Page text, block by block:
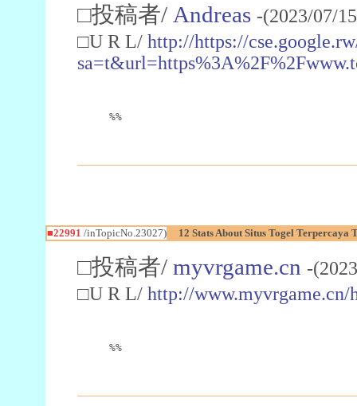
□投稿者/ Andreas -(2023/07/
□U R L/ http://https://
%%
■22991 /inTopicNo.23027) 12 Stats About Situs Togel Terpercaya
□投稿者/ myvrgame.cn -
□U R L/ http://www.myvrgame.cn/
%%